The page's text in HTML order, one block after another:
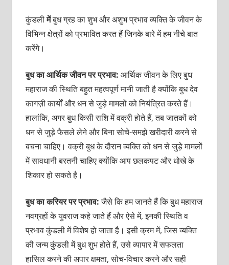
कुंडलीमेंबुध ग्रह का शुभ और अशुभ प्रभाव व्यक्ति के जीवन के
विभिन्न क्षेत्रों को प्रभावित करत हैं जिनके बारे में हम नीचे बात
करेंगे।
बुध का आर्थिक जीवन पर प्रभाव: आर्थिक जीवन के लिए बुध
महाराज की स्थिति बहुत महत्वपूर्ण मानी जाती है क्योंकि बुध देव
कागज़ी कार्यों और धन से जुड़े मामलों को नियंत्रित करते हैं।
हालांकि, अगर बुध किसी राशि में वक्री होते हैं, तब जातकों को
धन से जुड़े फैसले लेने और बिना सोचे-समझे खरीदारी करने से
बचना चाहिए। वक्री बुध के दौरान व्यक्ति को धन से जुड़े मामलों
में सावधानी बरतनी चाहिए क्योंकि आप छलकपट और धोखे के
शिकार हो सकते है।
बुध का करियर पर प्रभाव:जैसे कि हम जानते हैं कि बुध महाराज
नवग्रहों के युवराज कहे जाते हैं और ऐसे में, इनकी स्थिति व
प्रभाव कुंडली में विशेष हो जाता है। इसी क्रम में, जिस व्यक्ति
की जन्म कुंडली में बुध शुभ होते हैं, उसे व्यापार में सफलता
हासिल करने की अपार क्षमता, सोच-विचार करने और सही